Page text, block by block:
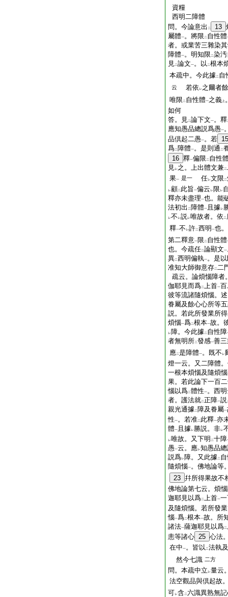
資糧
西明二障體
問。今論意出 二 13
屬體一。將限 二 自性體
者。或業苦三雜染
障體一。明知限 二染
見二論文一。以 二根本
本疏中。今此據二 自
云 若依 レ之爾者
唯限 二 自性體一之義 上
如何
答。見二論下文一。釋
應知愚品總説爲愚一
品倶起二愚一。若 15
爲二 障體一。是則通 二
16 釋一偏限 二 自性
見レ之。上出體文兼二
果一 是一 任レ文限 二
レ顧二 此旨一偏云 レ限 レ
釋亦未盡理一也。能
法初出 二 障體一 且據レ
レ不 レ説レ唯故者。依 二
釋一不 レ許二西明 一也
第二釋意一限 二 自性體
也。今疏任二論顯文一
異二西明偏執一。是
准知大師御意存二二
疏云。論煩惱障者
伽耶見而爲二上首一
彼等流諸隨煩惱。
眷屬及餘心心所等
説。若此所發業所
煩惱一爲二根本一故。
レ障。今此據二 自性障
者無明所二發感一善
應二是障體一。既不 レ
燈一云。又二障體
一根本煩惱及隨煩
果。若此論下一百
惱以爲二體性一。西
者。護法就二正障一説
親光通據二 障及眷屬一
性一。若准二 此釋一亦
體一 且據レ勝説。非レ
レ唯故。又下明 二十障
愚一云。應レ知愚品
説爲レ障。又此據二
隨煩惱一。佛地論等
23 幷所得果故不
佛地論第七云。煩
迦耶見以爲二上首一
及隨煩惱。若所發
惱一爲二根本一故。所
諸法一薩迦耶見以爲二
恚等諸心 25 心法
在中一。皆以 二法執
然今七識 二方
問。本疏中立 レ量云
法空觀品與倶起故
可レ含二六識異熟無